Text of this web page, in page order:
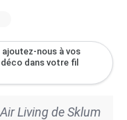
nous à vos
dans votre fil
Living de Sklum